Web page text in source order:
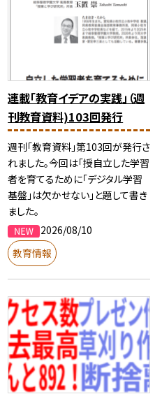
連載「教育イデアの実践」（週
刊教育資料)103回発行
週刊「教育資料」第103回が発行さ
れました。今回は「授自立した学習
者を育てるために「デジタル学習
基盤」は欠かせない」と題して書き
ました。
2026/08/10
教育情報